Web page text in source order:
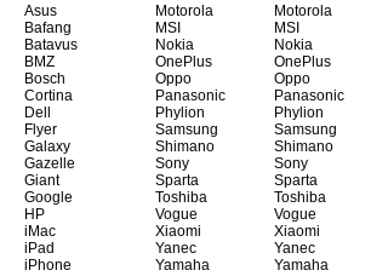
Asus
Bafang
Batavus
BMZ
Bosch
Cortina
Dell
Flyer
Galaxy
Gazelle
Giant
Google
HP
iMac
iPad
iPhone
Motorola
MSI
Nokia
OnePlus
Oppo
Panasonic
Phylion
Samsung
Shimano
Sony
Sparta
Toshiba
Vogue
Xiaomi
Yanec
Yamaha
Motorola
MSI
Nokia
OnePlus
Oppo
Panasonic
Phylion
Samsung
Shimano
Sony
Sparta
Toshiba
Vogue
Xiaomi
Yanec
Yamaha